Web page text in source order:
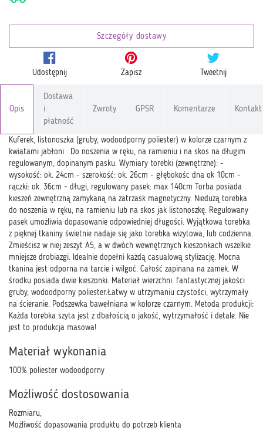
Szczegóły dostawy
Udostępnij Zapisz Tweetnij
Opis
Dostawa
i
płatność
Zwroty GPSR Komentarze Kontakt
Kuferek, listonoszka (gruby, wodoodporny poliester) w kolorze czarnym z
kwiatami jabłoni . Do noszenia w ręku, na ramieniu i na skos na długim
regulowanym, dopinanym pasku. Wymiary torebki (zewnętrzne): -
wysokość: ok. 24cm - szerokość: ok. 26cm - głębokośc dna ok 10cm -
rączki: ok. 36cm - długi, regulowany pasek: max 140cm Torba posiada
kieszeń zewnętrzną zamykaną na zatrzask magnetyczny. Niedużą torebka
do noszenia w ręku, na ramieniu lub na skos jak listonoszkę. Regulowany
pasek umożliwia dopasowanie odpowiedniej długości. Wyjątkowa torebka
z pięknej tkaniny świetnie nadaje się jako torebka wizytowa, lub codzienna.
Zmieścisz w niej zeszyt A5, a w dwóch wewnętrznych kieszonkach wszelkie
mniejsze drobiazgi. Idealnie dopełni każdą casualową stylizację. Mocna
tkanina jest odporna na tarcie i wilgoć. Całość zapinana na zamek. W
środku posiada dwie kieszonki. Materiał wierzchni: fantastycznej jakości
gruby, wodoodporny poliester.Łatwy w utrzymaniu czystości, wytrzymały
na ścieranie. Podszewka bawełniana w kolorze czarnym. Metoda produkcji:
Każda torebka szyta jest z dbałością o jakość, wytrzymałość i detale. Nie
jest to produkcja masowa!
Materiał wykonania
100% poliester wodoodporny
Możliwość dostosowania
Rozmiaru,
Możliwość dopasowania produktu do potrzeb klienta